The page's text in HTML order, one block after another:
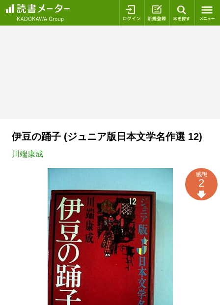
ログイン 新規登録
伊豆の踊子 (ジュニア版日本文学名作選 12)
川端康成
感想
2